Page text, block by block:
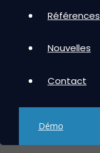
Références
Nouvelles
Contact
Démo